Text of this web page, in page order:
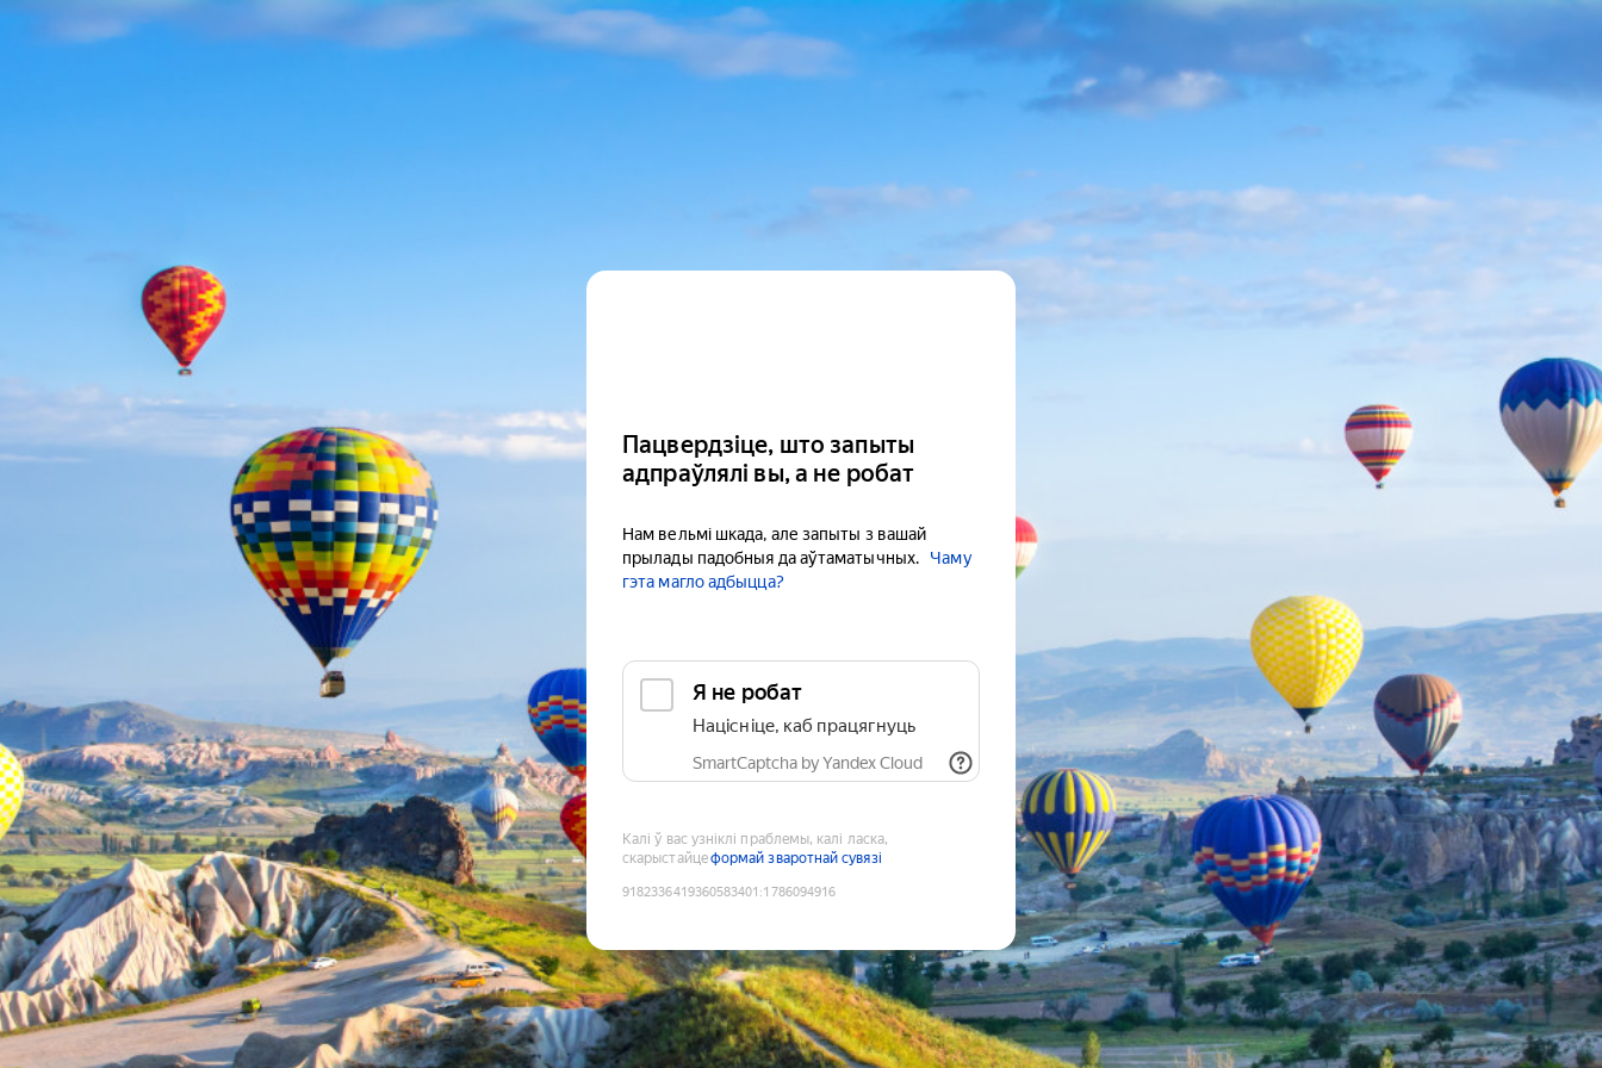
Пацвердзіце, што запыты
адпраўлялі вы, а не робат
Нам вельмі шкада, але запыты з вашай
прылады падобныя да аўтаматычных.
Чаму
гэта магло адбыцца?
Я не робат
Націсніце, каб працягнуць
SmartCaptcha by Yandex Cloud
Калі ў вас узніклі праблемы, калі ласка,
скарыстайцеформай зваротнай сувязі
9182336419360583401 :1786094916